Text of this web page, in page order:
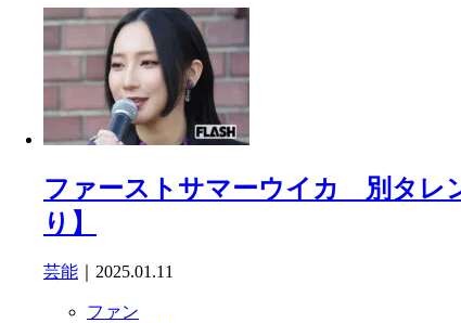
ファーストサマーウイカ 別タレ
り】
芸能 ｜2025.01.11
ファン